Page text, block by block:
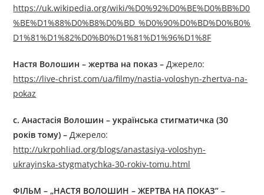
https://uk.wikipedia.org/wiki/%D0%92%D0%BE%D0%BB%D0
%BE%D1%88%D0%B8%D0%BD_%D0%90%D0%BD%D0%B0%
D1%81%D1%82%D0%B0%D1%81%D1%96%D1%8F
Настя Волошин – жертва на показ – Джерелo:
https://live-christ.com/ua/filmy/nastia-voloshyn-zhertva-na-
pokaz
c. Анастасія Волошин – українська стигматичка (30
років тому) – Джерелo:
http://ukrpohliad.org/blogs/anastasiya-voloshyn-
ukrayinska-stygmatychka-30-rokiv-tomu.html
ФІЛЬМ – „НАСТЯ ВОЛОШИН – ЖЕРТВА НА ПОКАЗ” –